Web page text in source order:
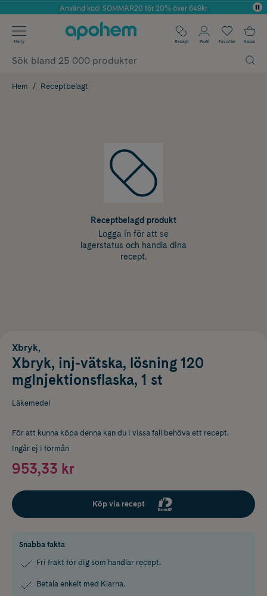
Årets Butik 2025 inom Skönhet
Använd kod: SOMMAR20 för 20% över 649kr
✓ Fri frakt
✓ Poäng på alla köp*
Meny Recept Profil Favoriter Kassa
Hem Receptbelagt
Receptbelagd produkt
Logga in för att se
lagerstatus och handla dina
recept.
Xbryk,
Xbryk, inj-vätska, lösning 120
mgInjektionsflaska, 1 st
Läkemedel
För att kunna köpa denna kan du i vissa fall behöva ett recept.
Ingår ej i förmån
953,33 kr
Köp via recept
Snabba fakta
Fri frakt för dig som handlar recept.
Betala enkelt med Klarna.